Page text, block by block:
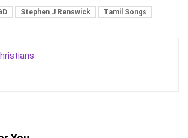
Stephen J Renswick Tamil Songs